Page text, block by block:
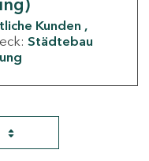
Kunden
Städtebau